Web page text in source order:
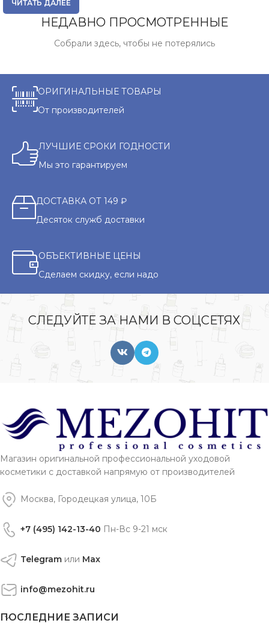
ЧИТАТЬ ДАЛЕЕ
НЕДАВНО ПРОСМОТРЕННЫЕ
Собрали здесь, чтобы не потерялись
ОРИГИНАЛЬНЫЕ ТОВАРЫ
От производителей
ЛУЧШИЕ СРОКИ ГОДНОСТИ
Мы это гарантируем
ДОСТАВКА ОТ 149 ₽
Десяток служб доставки
ОБЪЕКТИВНЫЕ ЦЕНЫ
Сделаем скидку, если надо
СЛЕДУЙТЕ ЗА НАМИ В СОЦСЕТЯХ
Магазин оригинальной профессиональной уходовой
косметики с доставкой напрямую от производителей
Москва, Городецкая улица, 10Б
+7 (495) 142-13-40 Пн-Вс 9-21 мск
Telegram или Max
info@mezohit.ru
ПОСЛЕДНИЕ ЗАПИСИ